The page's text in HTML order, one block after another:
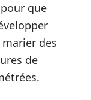
que
des
de